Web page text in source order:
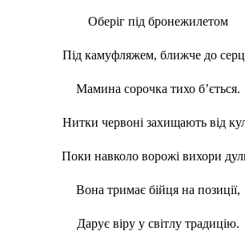
Оберіг під бронежилетом
Під камуфляжем, ближче до
Мамина сорочка тихо б’ється.
Нитки червоні захищають від
Поки навколо ворожі вихори
Вона тримає бійця на позиції,
Дарує віру у світлу традицію.